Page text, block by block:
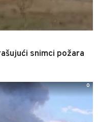
snimci požara
0